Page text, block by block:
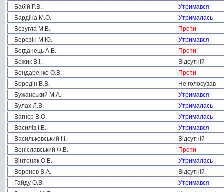
Бабій Р.В.
Утримався
Бардіна М.О.
Утрималась
Безугла М.В.
Проти
Березін М.Ю.
Утримався
Богданець А.В.
Проти
Божик В.І.
Відсутній
Бондаренко О.В.
Проти
Бородін В.В.
Не голосував
Бужанський М.А.
Утримався
Булах Л.В.
Утрималась
Вагнєр В.О.
Утрималась
Василів І.В.
Утримався
Васильковський І.І.
Відсутній
Веніславський Ф.В.
Проти
Вінтоняк О.В.
Утрималась
Воронов В.А.
Відсутній
Гайду О.В.
Утримався